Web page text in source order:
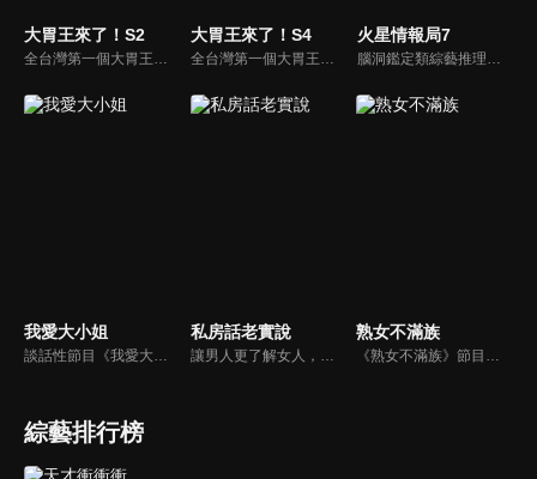
大胃王來了！S2
全台灣第一個大胃王美食節目，由主持人帶領大胃王們及名人來賓吃遍台灣美食，每趟旅程都有不同的美食主題以及遊戲互動，並藉由大胃王幸福地享用，讓觀眾深刻了解台灣美食文化的豐富特色！
大胃王來了！S4
全台灣第一個大胃王美食節目，由主持人帶領大胃王們及名人來賓吃遍台灣美食，每趟旅程都有不同的美食主題以及遊戲互動，並藉由大胃王幸福地享用，讓觀眾深刻了解台灣美食文化的豐富特色！
火星情報局7
腦洞鑑定類綜藝推理脫口秀，陣容為薛之謙、大張偉、楊迪、劉維、黃子弘凡、黃聖依、龐博等…節目圍繞著當下熱梗熱點、觀眾的興趣點、共鳴點展開故事；火星特工廣發英雄帖正面對撞，迎戰近年最出圈、最有趣、最敢說的廠牌大咖們。真金不怕火煉！一場席卷全網的廠牌巔峰之戰即將展開！
我愛大小姐
談話性節目《我愛大小姐》是由吳淡如、林慧萍主持的一檔談話性節目，講訴女人間的那些事。
私房話老實說
讓男人更了解女人，女人更了解自己 ，揭密女性私房話，讓療癒專家教你更愛自己！由于美人和納豆攜手主持，更多你想知道的女性私密話題都在《私房話老實說》。
熟女不滿族
《熟女不滿族》節目主題均有關25-49歲的未婚女性，這些熟女們漂亮卻擔心嫁不出去，獨立卻希望有人疼，最怕寂寞，只能用工作填滿時間，她們是最矛盾最不滿足的一群人。
綜藝排行榜